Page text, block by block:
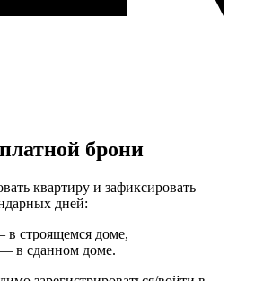
брони
квартиру и зафиксировать
дней:
в строящемся доме,
в сданном доме.